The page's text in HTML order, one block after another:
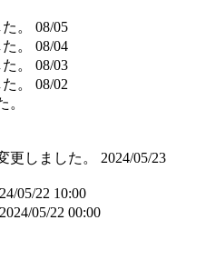
。
08/05
。
08/04
。
08/03
。
08/02
。
更しました。
2024/05/23
05/22 10:00
2024/05/22 00:00